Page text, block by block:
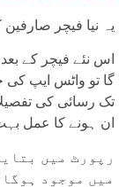
یہ نیا فیچر
اس نئے فیچر کے
گا تو واٹس ایپ کی
تک رسائی کی
ان ہونے کا عمل
رپورٹ میں
میں موجود